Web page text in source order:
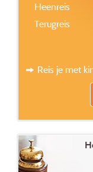
Heenreis
Terugreis
Reis je met